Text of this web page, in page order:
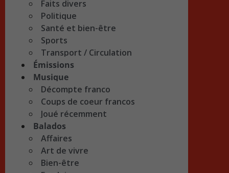
Faits divers
Politique
Santé et bien-être
Sports
Transport / Circulation
Émissions
Musique
Décompte franco
Coups de coeur francos
Joué récemment
Balados
Affaires
Art de vivre
Bien-être